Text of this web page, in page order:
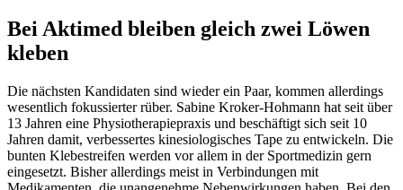
Bei Aktimed bleiben gleich zwei Löwen
kleben
Die nächsten Kandidaten sind wieder ein Paar, kommen allerdings
wesentlich fokussierter rüber. Sabine Kroker-Hohmann hat seit über
13 Jahren eine Physiotherapiepraxis und beschäftigt sich seit 10
Jahren damit, verbessertes kinesiologisches Tape zu entwickeln. Die
bunten Klebestreifen werden vor allem in der Sportmedizin gern
eingesetzt. Bisher allerdings meist in Verbindungen mit